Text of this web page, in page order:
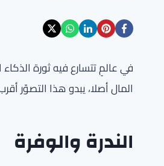
في عالمٍ تتسارع فيه ثورة
المال أصلا، يبدو هذا التصوّر
الندرة والوفرة